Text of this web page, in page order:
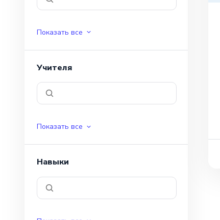
Показать все
Учителя
Показать все
Навыки